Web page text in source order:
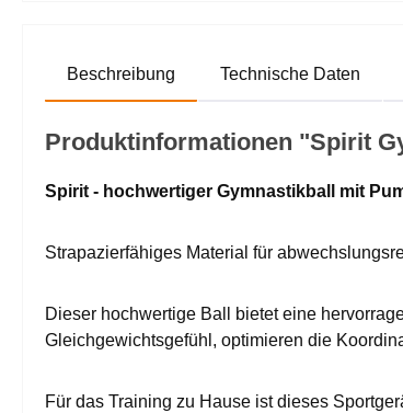
Beschreibung Technische Daten
Produktinformationen "Spirit
Spirit - hochwertiger Gymnastikball mit
Strapazierfähiges Material für
Dieser hochwertige Ball bietet eine
Gleichgewichtsgefühl, optimieren die
Für das Training zu Hause ist dieses